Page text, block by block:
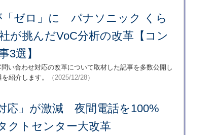
「ゼロ」に パナソニック くら
が挑んだVoC分析の改革【コン
3選】
い合わせ対応の改革について取材した記事を多数公開し
紹介します。
（2025/12/28）
応」が激減 夜間電話を100%
クトセンター大改革